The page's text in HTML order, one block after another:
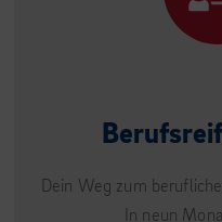
Dein Weg zum
In neun